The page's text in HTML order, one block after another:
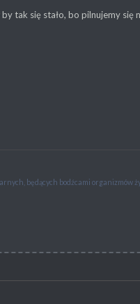
tak się stało, bo pilnujemy się
będących bodźcami organizmów